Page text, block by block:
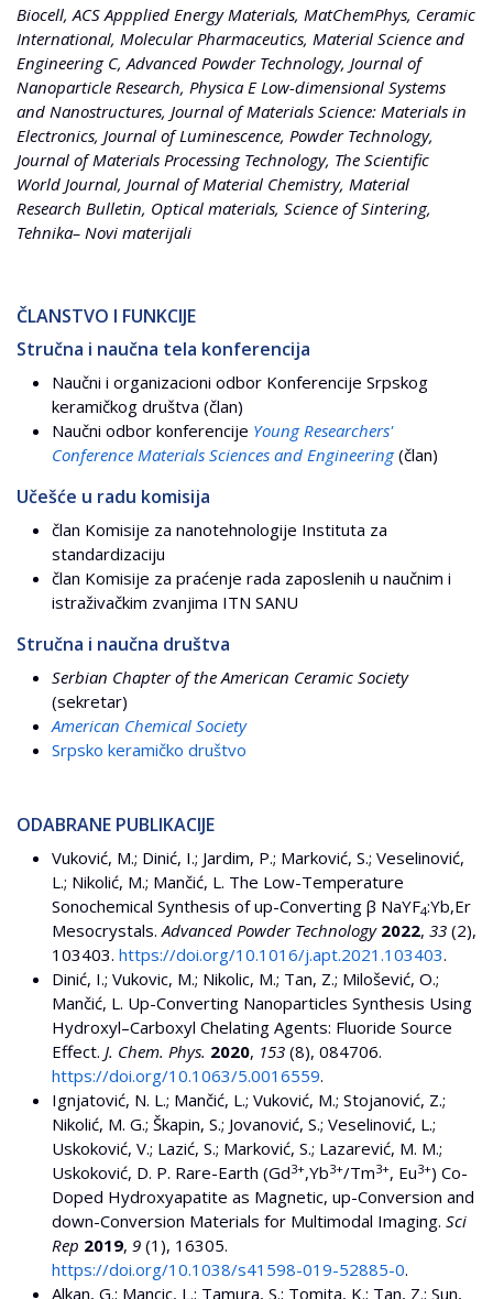
Biocell, ACS Appplied Energy Materials, MatChemPhys, Ceramic
International, Molecular Pharmaceutics, Material Science and
Engineering C, Advanced Powder Technology, Journal of
Nanoparticle Research, Physica E Low-dimensional Systems
and Nanostructures, Journal of Materials Science: Materials in
Electronics, Journal of Luminescence, Powder Technology,
Journal of Materials Processing Technology, The Scientific
World Journal, Journal of Material Chemistry, Material
Research Bulletin, Optical materials, Science of Sintering,
Tehnika– Novi materijali
ČLANSTVO I FUNKCIJE
Stručna i naučna tela konferencija
Naučni i organizacioni odbor Konferencije Srpskog
keramičkog društva (član)
Naučni odbor konferencije Young Researchers'
Conference Materials Sciences and Engineering(član)
Učešće u radu komisija
član Komisije za nanotehnologije Instituta za
standardizaciju
član Komisije za praćenje rada zaposlenih u naučnim i
istraživačkim zvanjima ITN SANU
Stručna i naučna društva
Serbian Chapter of the American Ceramic Society
(sekretar)
American Chemical Society
Srpsko keramičko društvo
ODABRANE PUBLIKACIJE
Vuković, M.; Dinić, I.; Jardim, P.; Marković, S.; Veselinović,
L.; Nikolić, M.; Mančić, L. The Low-Temperature
Sonochemical Synthesis of up-Converting β NaYF4:Yb,Er
Mesocrystals.Advanced Powder Technology 2022, 33 (2),
103403. https://doi.org/10.1016/j.apt.2021.103403.
Dinić, I.; Vukovic, M.; Nikolic, M.; Tan, Z.; Milošević, O.;
Mančić, L. Up-Converting Nanoparticles Synthesis Using
Hydroxyl–Carboxyl Chelating Agents: Fluoride Source
Effect. J. Chem. Phys. 2020, 153 (8), 084706.
https://doi.org/10.1063/5.0016559.
Ignjatović, N. L.; Mančić, L.; Vuković, M.; Stojanović, Z.;
Nikolić, M. G.; Škapin, S.; Jovanović, S.; Veselinović, L.;
Uskoković, V.; Lazić, S.; Marković, S.; Lazarević, M. M.;
Uskoković, D. P. Rare-Earth (Gd3+,Yb3+/Tm3+, Eu3+) Co-
Doped Hydroxyapatite as Magnetic, up-Conversion and
down-Conversion Materials for Multimodal Imaging. Sci
Rep 2019, 9 (1), 16305.
https://doi.org/10.1038/s41598-019-52885-0.
Alkan, G.; Mancic, L.; Tamura, S.; Tomita, K.; Tan, Z.; Sun,